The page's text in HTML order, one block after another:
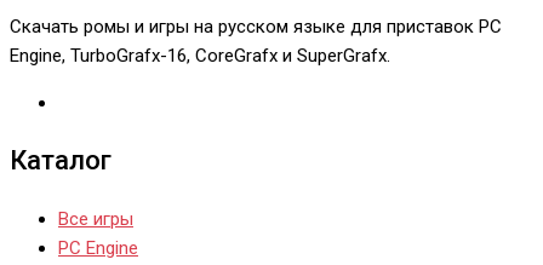
Скачать ромы и игры на русском языке для приставок PC
Engine, TurboGrafx-16, CoreGrafx и SuperGrafx.
Каталог
Все игры
PC Engine